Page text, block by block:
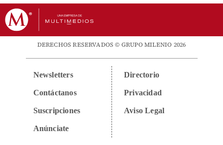
DERECHOS RESERVADOS © GRUPO MILENIO 2026
Newsletters
Contáctanos
Suscripciones
Anúnciate
Directorio
Privacidad
Aviso Legal